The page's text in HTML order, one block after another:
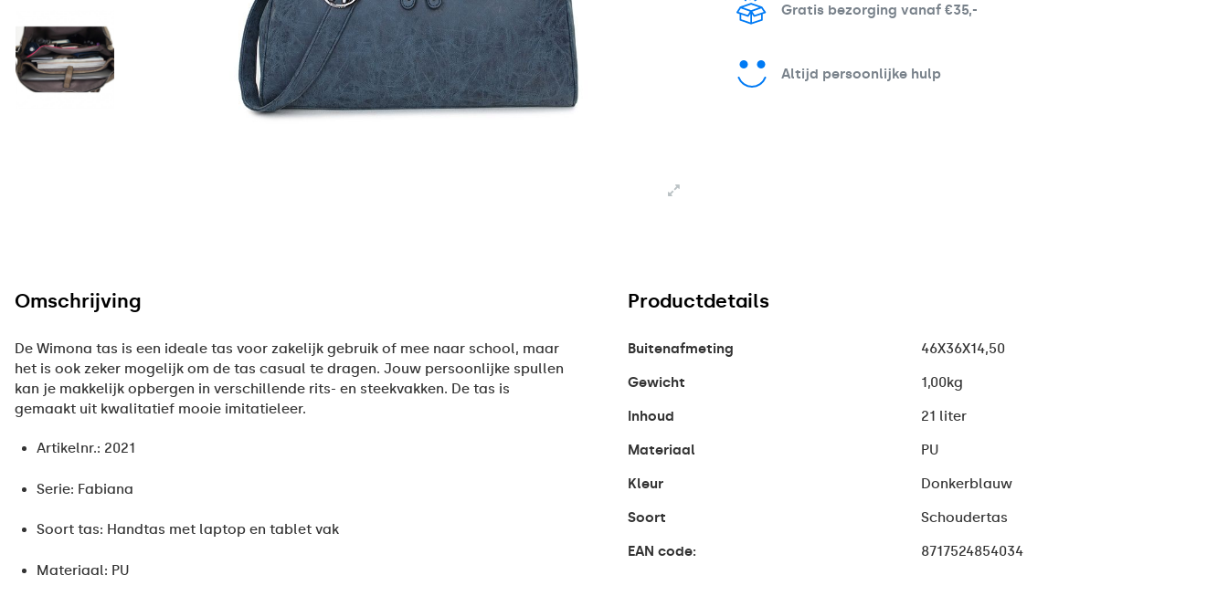
Gratis bezorging vanaf €35,-
Altijd persoonlijke hulp
Omschrijving
De Wimona tas is een ideale tas voor zakelijk gebruik of mee naar school, maar
het is ook zeker mogelijk om de tas casual te dragen. Jouw persoonlijke spullen
kan je makkelijk opbergen in verschillende rits- en steekvakken. De tas is
gemaakt uit kwalitatief mooie imitatieleer.
Artikelnr.: 2021
Serie: Fabiana
Soort tas: Handtas met laptop en tablet vak
Materiaal: PU
Productdetails
Buitenafmeting 46X36X14,50
Gewicht 1,00kg
Inhoud 21 liter
Materiaal PU
Kleur Donkerblauw
Soort Schoudertas
EAN code: 8717524854034